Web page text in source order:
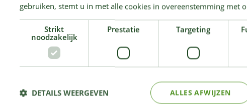
gebruiken, stemt u in met alle cookies in overeenstemming met
Strikt
noodzakelijk
Prestatie Targeting
ALLES AFWIJZEN
DETAILS WEERGEVEN